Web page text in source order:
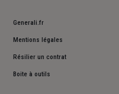
Generali.fr
Mentions légales
Résilier un contrat
Boite à outils